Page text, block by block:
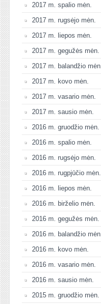
2017 m. spalio mėn.
2017 m. rugsėjo mėn.
2017 m. liepos mėn.
2017 m. gegužės mėn.
2017 m. balandžio mėn.
2017 m. kovo mėn.
2017 m. vasario mėn.
2017 m. sausio mėn.
2016 m. gruodžio mėn.
2016 m. spalio mėn.
2016 m. rugsėjo mėn.
2016 m. rugpjūčio mėn.
2016 m. liepos mėn.
2016 m. birželio mėn.
2016 m. gegužės mėn.
2016 m. balandžio mėn.
2016 m. kovo mėn.
2016 m. vasario mėn.
2016 m. sausio mėn.
2015 m. gruodžio mėn.